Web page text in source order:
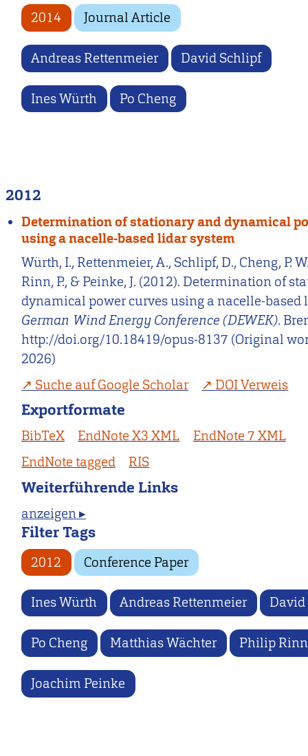
2014 Journal Article
Andreas Rettenmeier David Schlipf
Ines Würth Po Cheng
2012
Determination of stationary and dynamical
using a nacelle-based lidar system
Würth, I., Rettenmeier, A., Schlipf, D., Cheng, P.
Rinn, P., & Peinke, J. (2012). Determination of
dynamical power curves using a nacelle-based
German Wind Energy Conference (DEWEK).
http://doi.org/10.18419/opus-8137 (Original
2026)
Suche auf Google Scholar
DOI Verweis
Exportformate
BibTeX EndNote X3 XML
EndNote 7 XML
EndNote tagged
RIS
Weiterführende Links
anzeigen ▸
Filter Tags
2012 Conference Paper
Ines Würth Andreas Rettenmeier
Po Cheng Matthias Wächter Philip Rinn
Joachim Peinke